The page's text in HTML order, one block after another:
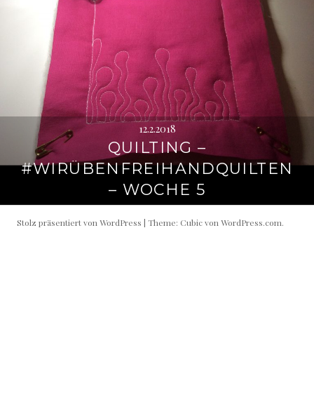
12.2.2018
QUILTING –
#WIRÜBENFREIHANDQUILTEN
– WOCHE 5
Stolz präsentiert von WordPress | Theme: Cubic von WordPress.com.